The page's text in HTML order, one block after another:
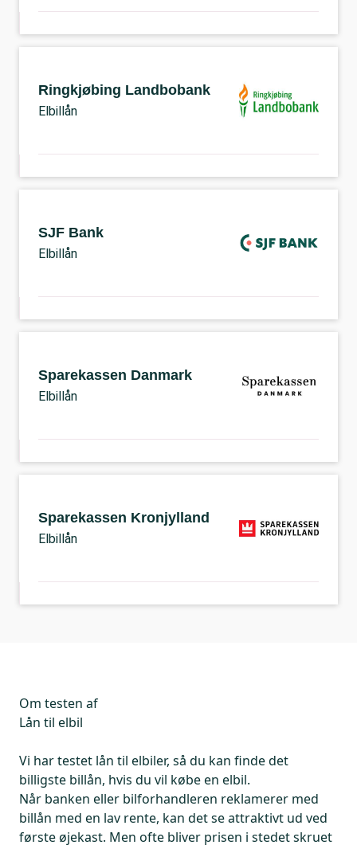
Ringkjøbing Landbobank
Elbillån
SJF Bank
Elbillån
Sparekassen Danmark
Elbillån
Sparekassen Kronjylland
Elbillån
Om testen af
Lån til elbil
Vi har testet lån til elbiler, så du kan finde det
billigste billån, hvis du vil købe en elbil.
Når banken eller bilforhandleren reklamerer med
billån med en lav rente, kan det se attraktivt ud ved
første øjekast. Men ofte bliver prisen i stedet skruet